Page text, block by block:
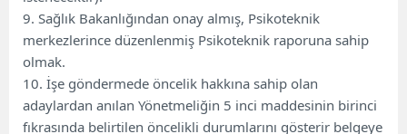
9. Sağlık Bakanlığından onay almış, Psikoteknik
merkezlerince düzenlenmiş Psikoteknik raporuna sahip
olmak.
10. İşe göndermede öncelik hakkına sahip olan
adaylardan anılan Yönetmeliğin 5 inci maddesinin birinci
fıkrasında belirtilen öncelikli durumlarını gösterir belgeye